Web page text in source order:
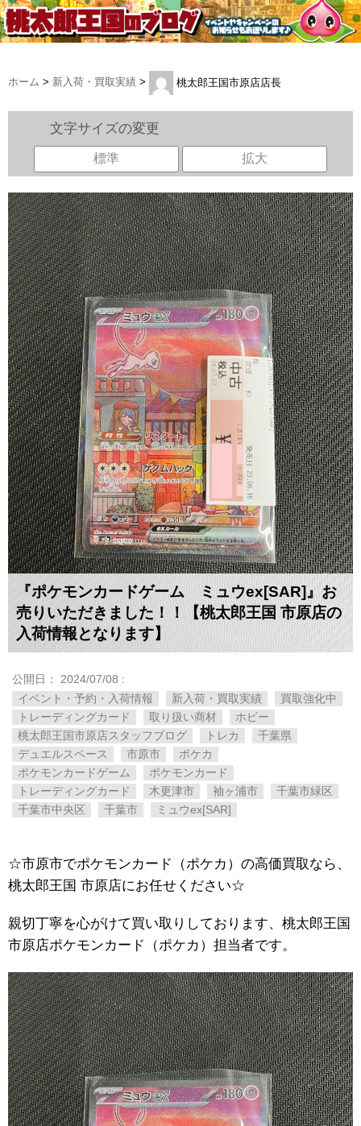
ホーム > 新入荷・買取実績 > 桃太郎王国市原店店長
文字サイズの変更
標準 拡大
『ポケモンカードゲーム ミュウex[SAR]』お
売りいただきました！！【桃太郎王国 市原店の
入荷情報となります】
公開日： 2024/07/08 :
イベント・予約・入荷情報
新入荷・買取実績
買取強化中
トレーディングカード
取り扱い商材
ホビー
桃太郎王国市原店スタッフブログ
トレカ
千葉県
デュエルスペース
市原市
ポケカ
ポケモンカードゲーム
ポケモンカード
トレーディングカード
木更津市 袖ヶ浦市
千葉市緑区
千葉市中央区
千葉市 ミュウex[SAR]
☆市原市でポケモンカード（ポケカ）の高価買取なら、
桃太郎王国 市原店にお任せください☆
親切丁寧を心がけて買い取りしております、桃太郎王国
市原店ポケモンカード（ポケカ）担当者です。